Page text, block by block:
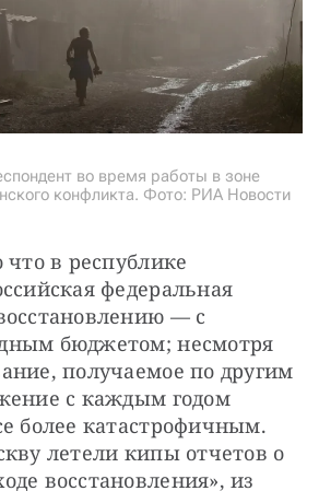
во время работы в зоне
конфликта. Фото: РИА Новости
в республике
федеральная
— с
бюджетом; несмотря
получаемое по другим
с каждым годом
более катастрофичным.
летели кипы отчетов о
восстановления», из